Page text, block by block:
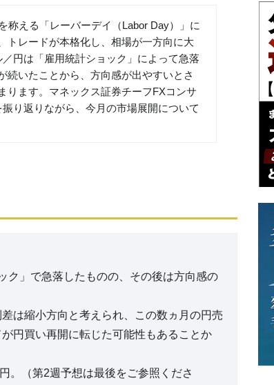
称える「レーバーデイ（Labor Day）」に
トレードが本格化し、相場が一方向に大
円は「雇用統計ショック」によって急落
続いたことから、方向感が出やすいとさ
ります。マネックス証券チーフFXコンサ
り返りながら、今月の市場展開について
ク」で急落したものの、その後は方向感の
は縮小方向と考えられ、この数ヵ月の円売
円買い再開に転じた可能性もあることか
。（第2週予想は最後をご参照くださ